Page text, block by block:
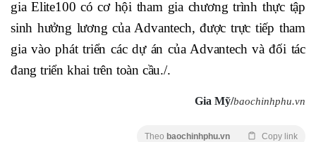
gia Elite100 có cơ hội tham gia chương trình thực tập
sinh hưởng lương của Advantech, được trực tiếp tham
gia vào phát triển các dự án của Advantech và đối tác
đang triển khai trên toàn cầu./.
Gia Mỹ/baochinhphu.vn
Theo baochinhphu.vn Copy link